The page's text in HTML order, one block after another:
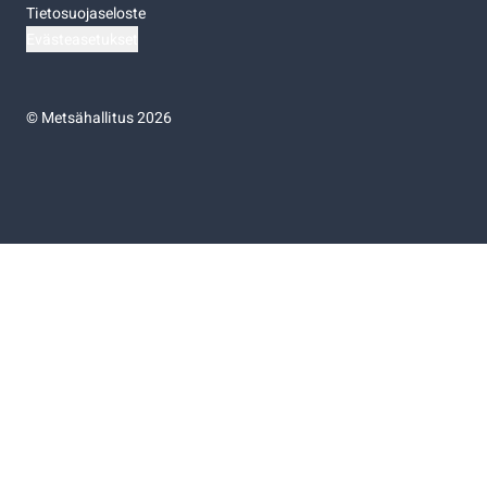
Tietosuojaseloste
©Metsähallitus 2026